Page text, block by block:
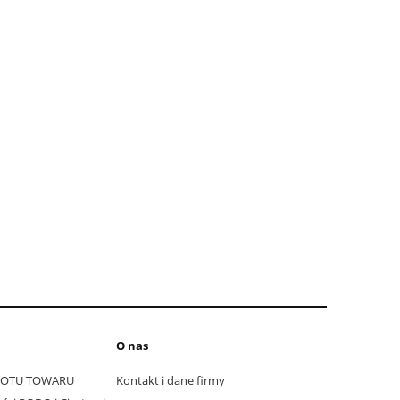
TOWARU
O nas
Kontakt i dane firmy